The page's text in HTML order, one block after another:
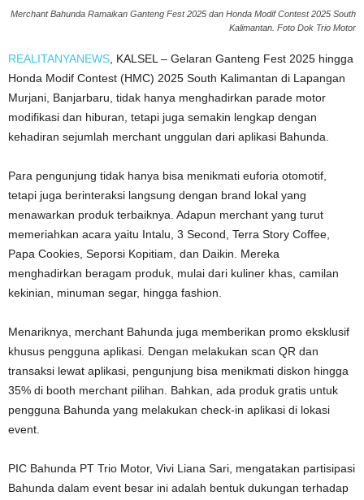
Merchant Bahunda Ramaikan Ganteng Fest 2025 dan Honda Modif Contest 2025 South
Kalimantan. Foto Dok Trio Motor
REALITANYANEWS , KALSEL – Gelaran Ganteng Fest 2025 hingga
Honda Modif Contest (HMC) 2025 South Kalimantan di Lapangan
Murjani, Banjarbaru, tidak hanya menghadirkan parade motor
modifikasi dan hiburan, tetapi juga semakin lengkap dengan
kehadiran sejumlah merchant unggulan dari aplikasi Bahunda.
Para pengunjung tidak hanya bisa menikmati euforia otomotif,
tetapi juga berinteraksi langsung dengan brand lokal yang
menawarkan produk terbaiknya. Adapun merchant yang turut
memeriahkan acara yaitu Intalu, 3 Second, Terra Story Coffee,
Papa Cookies, Seporsi Kopitiam, dan Daikin. Mereka
menghadirkan beragam produk, mulai dari kuliner khas, camilan
kekinian, minuman segar, hingga fashion.
Menariknya, merchant Bahunda juga memberikan promo eksklusif
khusus pengguna aplikasi. Dengan melakukan scan QR dan
transaksi lewat aplikasi, pengunjung bisa menikmati diskon hingga
35% di booth merchant pilihan. Bahkan, ada produk gratis untuk
pengguna Bahunda yang melakukan check-in aplikasi di lokasi
event.
PIC Bahunda PT Trio Motor, Vivi Liana Sari, mengatakan partisipasi
Bahunda dalam event besar ini adalah bentuk dukungan terhadap